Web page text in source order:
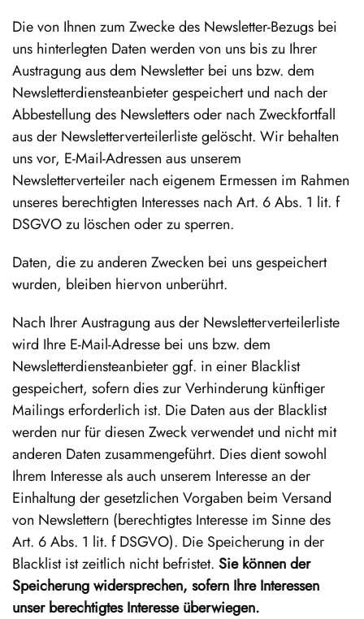
Die von Ihnen zum Zwecke des Newsletter-Bezugs bei
uns hinterlegten Daten werden von uns bis zu Ihrer
Austragung aus dem Newsletter bei uns bzw. dem
Newsletterdiensteanbieter gespeichert und nach der
Abbestellung des Newsletters oder nach Zweckfortfall
aus der Newsletterverteilerliste gelöscht. Wir behalten
uns vor, E-Mail-Adressen aus unserem
Newsletterverteiler nach eigenem Ermessen im Rahmen
unseres berechtigten Interesses nach Art. 6 Abs. 1 lit. f
DSGVO zu löschen oder zu sperren.
Daten, die zu anderen Zwecken bei uns gespeichert
wurden, bleiben hiervon unberührt.
Nach Ihrer Austragung aus der Newsletterverteilerliste
wird Ihre E-Mail-Adresse bei uns bzw. dem
Newsletterdiensteanbieter ggf. in einer Blacklist
gespeichert, sofern dies zur Verhinderung künftiger
Mailings erforderlich ist. Die Daten aus der Blacklist
werden nur für diesen Zweck verwendet und nicht mit
anderen Daten zusammengeführt. Dies dient sowohl
Ihrem Interesse als auch unserem Interesse an der
Einhaltung der gesetzlichen Vorgaben beim Versand
von Newslettern (berechtigtes Interesse im Sinne des
Art. 6 Abs. 1 lit. f DSGVO). Die Speicherung in der
Blacklist ist zeitlich nicht befristet. Sie können der
Speicherung widersprechen, sofern Ihre Interessen
unser berechtigtes Interesse überwiegen.